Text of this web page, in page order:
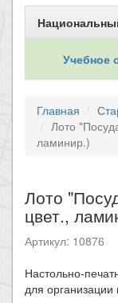
Учебное
Главная
Лото
ламинир.)
Лото
цвет.,
Артикул: 10876
Настольно-
для организации